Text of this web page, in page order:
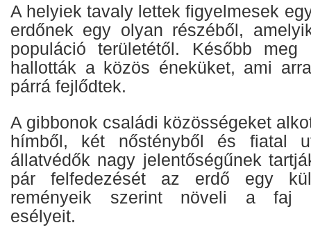
A helyiek tavaly lettek figyelmesek
erdőnek egy olyan részéből,
populáció területétől. Később
hallották a közös éneküket, ami
párrá fejlődtek.
A gibbonok családi közösségeket
hímből, két nőstényből és fiatal
állatvédők nagy jelentőségűnek
pár felfedezését az erdő egy
reményeik szerint növeli a faj
esélyeit.